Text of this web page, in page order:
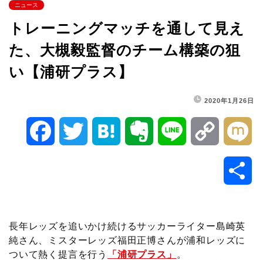
ニュース
トレーニングマッチを通して見え
た、大槻毅監督のチーム構築の狙
い【浦研プラス】
2020年1月26日
b t n n
o
L
長年レッズを追いかけ続けるサッカーライター島崎英
純さん、ミスターレッズ福田正博さんが浦和レッズに
ついて熱く提言を行う
「浦研プラス」
。